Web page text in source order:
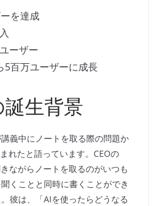
を達成
ーザー
5百万ユーザーに成長
生背景
義中にノートを取る際の問題か
れたと語っています。CEOの
ながらノートを取るのがいつも
くことと同時に書くことができ
彼は、「AIを使ったらどうなる